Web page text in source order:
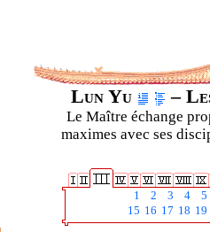
Lun Yu –
Le Maître échange
maximes avec ses
1 2 3 4
5
15 16 17 18 19